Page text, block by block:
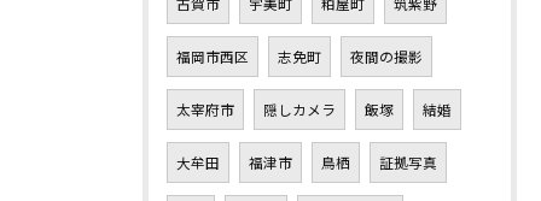
福岡市西区 志免町 夜間の撮影
太宰府市 隠しカメラ 飯塚 結婚
大牟田 福津市 鳥栖 証拠写真